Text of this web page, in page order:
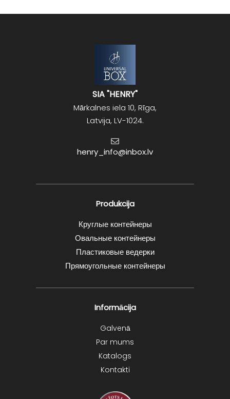
SIA "HENRY"
Mārkalnes iela 10, Rīga,
Latvija, LV-1024.
henry_info@inbox.lv
Produkcija
Круглые контейнеры
Овальные контейнеры
Пластиковые ведерки
Прямоугольные контейнеры
Informācija
Galvenā
Par mums
Katalogs
Kontakti